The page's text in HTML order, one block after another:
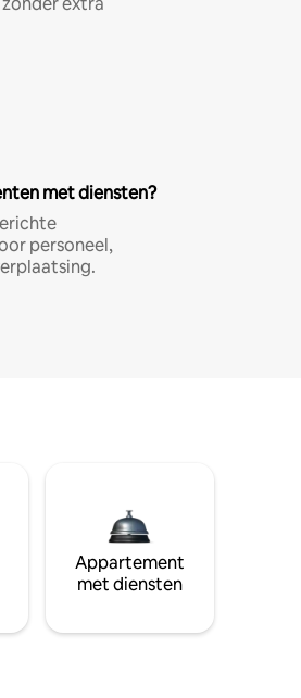
met diensten?
personeel,
Appartement
met diensten